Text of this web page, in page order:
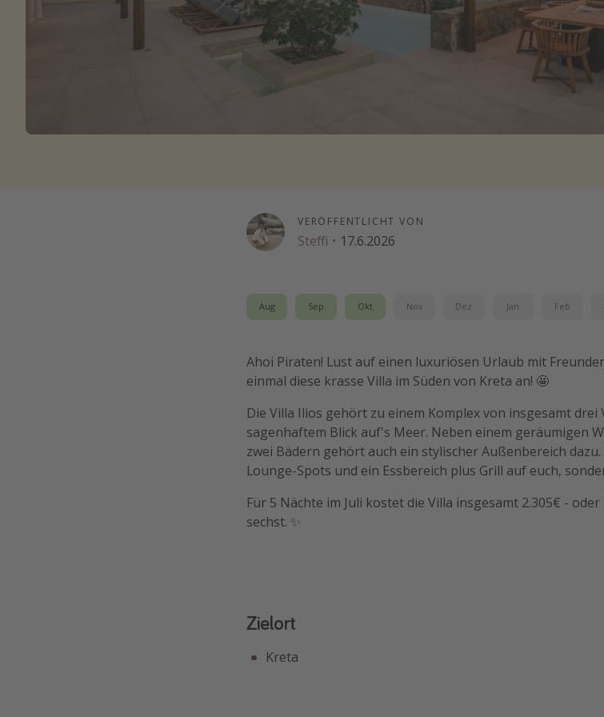
VERÖFFENTLICHT VON
Steffi · 17.6.2026
Aug Sep Okt Nov Dez Jan Feb
Ahoi Piraten! Lust auf einen luxuriösen Urlaub mit
einmal diese krasse Villa im Süden von Kreta an! 🤩
Die Villa Ilios gehört zu einem Komplex von insgesamt
sagenhaftem Blick auf's Meer. Neben einem geräumigen
zwei Bädern gehört auch ein stylischer Außenbereich
Lounge-Spots und ein Essbereich plus Grill auf euch,
Für 5 Nächte im Juli kostet die Villa insgesamt 2.305€ -
sechst. ✨
Zielort
Kreta